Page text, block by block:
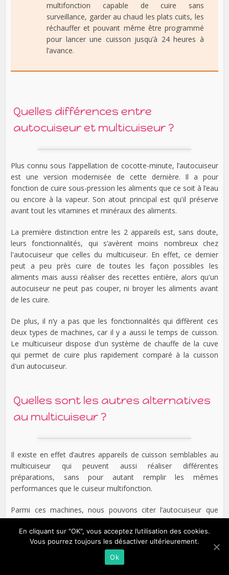
multifonction capable de cuire sans
surveillance, garder au chaud les plats cuits, les
réchauffer et pouvant même être programmé
pour lancer une cuisson jusqu’à 24 heures à
l’avance.
Quelles différences entre
autocuiseur et multicuiseur ?
Plus connu sous l’appellation de cocotte-minute, l’autocuiseur
est une version modernisée de cette dernière. Il a pour
fonction de cuire sous-pression les aliments que ce soit à l’eau
ou encore à la vapeur. Son atout principal est qu'il préserve
avant tout les vitamines et minéraux des aliments.
La première distinction entre les 2 appareils est, sans doute,
leurs fonctionnalités, qui s’avèrent moins nombreux chez
l'autocuiseur que celles du multicuiseur. En effet, ce dernier
peut a peu près cuire de toutes les façon possibles les
aliments mais aussi réaliser des recettes entière, alors qu'un
autocuiseur ne peut pas couper, ni broyer les aliments avant
de les cuire.
De plus, il n’y a pas que les fonctionnalités qui diffèrent ces
deux types de machines, car il y a aussi le temps de cuisson.
Le multicuiseur dispose d'un système de chauffe de la cuve
qui permet de cuire plus rapidement comparé à la cuisson
d'un autocuiseur.
Quelles sont les autres alternatives
au multicuiseur ?
Il existe en effet d’autres appareils de cuisson semblables au
multicuiseur qui peuvent aussi réaliser différentes
préparations, sans pour autant remplir les mêmes
performances que le cuiseur multifonction.
Parmi ces machines, nous pouvons citer l’autocuiseur que
nous venons de voir précédemment, avec notamment deux
principales fonctions qui sont la cuisson sous-pression et à la
vapeur. A part cela, il y a aussi le cuiseur vapeur qui est
également un outil de cuisine électrique et qui s’utilise
uniquement pour cuire les aliments à la vapeur. Bien que cet
En cliquant sur "OK", vous acceptez l’utilisation des cookies.
Vous pourrez toujours les désactiver ultérieurement.
Ok